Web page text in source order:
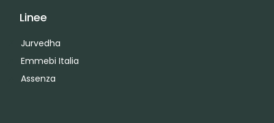
Linee
Jurvedha
Emmebi Italia
Assenza